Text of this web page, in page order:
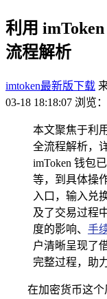
利用
流程解析
imtoken最新版下载
03-18 18:18:07 浏览
本文聚焦于利用
全流程解析，
imToken 钱包
等，到具体操
入口，输入兑
及了交易过程
度的影响、 手
户清晰呈现了
完整过程，助
在加密货币这